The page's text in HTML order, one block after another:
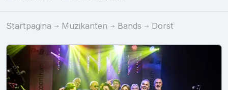
Startpagina Muzikanten Bands Dorst